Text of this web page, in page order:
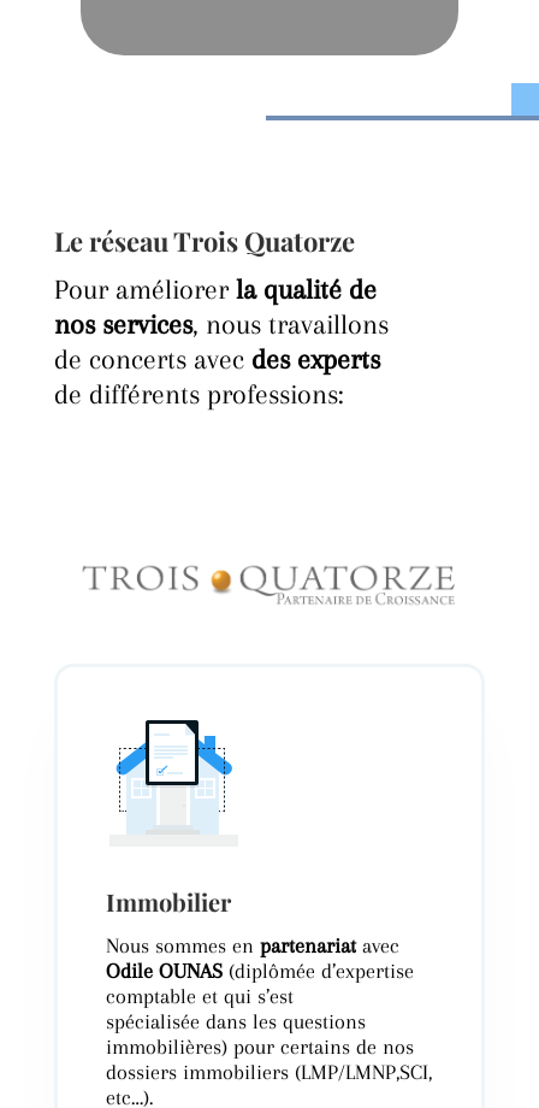
Le réseau Trois Quatorze
Pour améliorerla qualité de
nos services, nous travaillons
de concerts avec des experts
de différents professions:
Immobilier
Nous sommes en partenariatavec
Odile OUNAS(diplômée d’expertise
comptable et qui s’est
spécialisée dans les questions
immobilières) pour certains de nos
dossiers immobiliers (LMP/LMNP,SCI,
etc…).